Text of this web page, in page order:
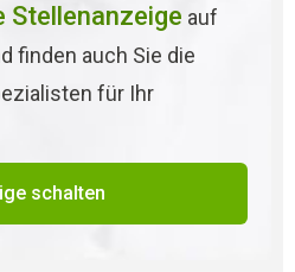
Stellenanzeige auf
finden auch Sie die
für Ihr
schalten